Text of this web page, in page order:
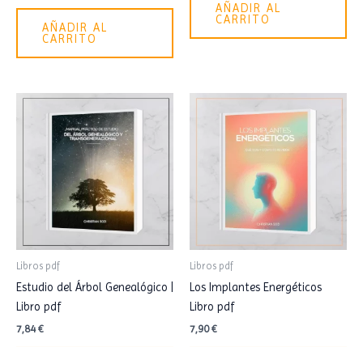
AÑADIR AL
CARRITO
AÑADIR AL
CARRITO
Libros pdf
Estudio del Árbol Genealógico |
Libro pdf
7,84€
Libros pdf
Los Implantes Energéticos
Libro pdf
7,90€